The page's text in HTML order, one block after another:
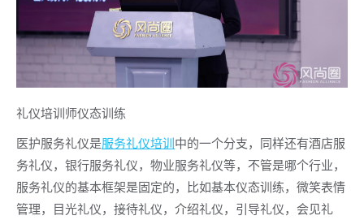
礼仪培训师仪态训练
医护服务礼仪是服务礼仪培训中的一个分支，同样还有酒店服
务礼仪，银行服务礼仪，物业服务礼仪等，不管是哪个行业，
服务礼仪的基本框架是固定的，比如基本仪态训练，微笑表情
管理，目光礼仪，接待礼仪，介绍礼仪，引导礼仪，会见礼